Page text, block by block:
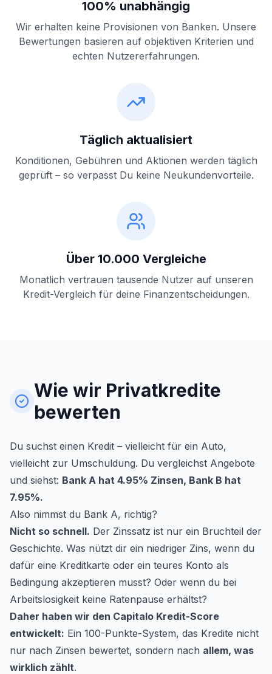
100% unabhängig
Wir erhalten keine Provisionen von Banken. Unsere
Bewertungen basieren auf objektiven Kriterien und
echten Nutzererfahrungen.
Täglich aktualisiert
Konditionen, Gebühren und Aktionen werden täglich
geprüft – so verpasst Du keine Neukundenvorteile.
Über 10.000 Vergleiche
Monatlich vertrauen tausende Nutzer auf unseren
Kredit-Vergleich für deine Finanzentscheidungen.
Wie wir Privatkredite
bewerten
Du suchst einen Kredit – vielleicht für ein Auto,
vielleicht zur Umschuldung. Du vergleichst Angebote
und siehst: Bank A hat 4.95% Zinsen, Bank B hat
7.95%.
Also nimmst du Bank A, richtig?
Nicht so schnell. Der Zinssatz ist nur ein Bruchteil der
Geschichte. Was nützt dir ein niedriger Zins, wenn du
dafür eine Kreditkarte oder ein teures Konto als
Bedingung akzeptieren musst? Oder wenn du bei
Arbeitslosigkeit keine Ratenpause erhältst?
Daher haben wir den Capitalo Kredit-Score
entwickelt: Ein 100-Punkte-System, das Kredite nicht
nur nach Zinsen bewertet, sondern nach allem, was
wirklich zählt.